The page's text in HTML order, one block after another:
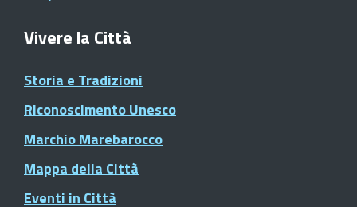
Vivere la Città
Storia e Tradizioni
Riconoscimento Unesco
Marchio Marebarocco
Mappa della Città
Eventi in Città